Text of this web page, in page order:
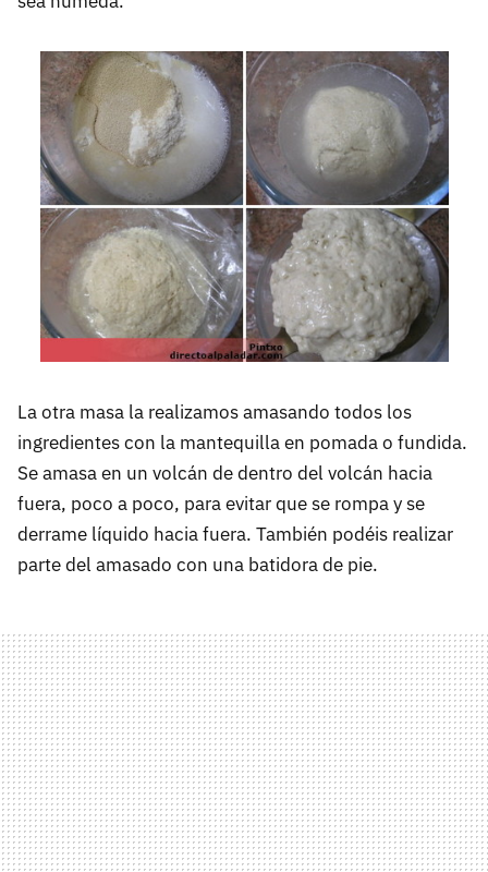
La otra masa la realizamos amasando todos los
ingredientes con la mantequilla en pomada o fundida.
Se amasa en un volcán de dentro del volcán hacia
fuera, poco a poco, para evitar que se rompa y se
derrame líquido hacia fuera. También podéis realizar
parte del amasado con una batidora de pie.